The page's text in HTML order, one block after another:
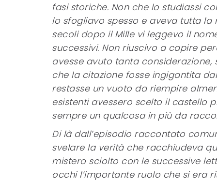
fasi storiche. Non che lo studiassi
lo sfogliavo spesso e aveva tutta la
secoli dopo il Mille vi leggevo il
successivi. Non riuscivo a capire
avesse avuto tanta considerazione,
che la citazione fosse ingigantita
restasse un vuoto da riempire
esistenti avessero scelto il castello
sempre un qualcosa in più da
Di là dall’episodio raccontato
svelare la verità che racchiudeva
mistero sciolto con le successive
occhi l’importante ruolo che si era